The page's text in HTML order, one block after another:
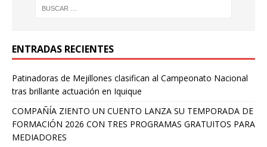
ENTRADAS RECIENTES
Patinadoras de Mejillones clasifican al Campeonato Nacional
tras brillante actuación en Iquique
COMPAÑÍA ZIENTO UN CUENTO LANZA SU TEMPORADA DE
FORMACIÓN 2026 CON TRES PROGRAMAS GRATUITOS PARA
MEDIADORES